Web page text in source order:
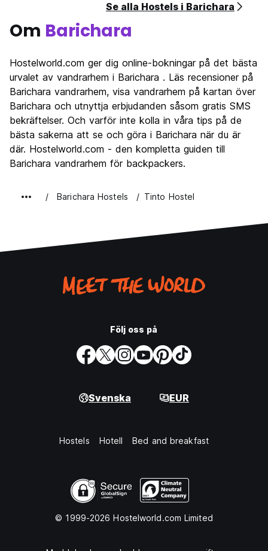
Se alla Hostels i Barichara
Om Barichara
Hostelworld.com ger dig online-bokningar på det bästa
urvalet av vandrarhem i Barichara . Läs recensioner på
Barichara vandrarhem, visa vandrarhem på kartan över
Barichara och utnyttja erbjudanden såsom gratis SMS
bekräftelser. Och varför inte kolla in våra tips på de
bästa sakerna att se och göra i Barichara när du är
där. Hostelworld.com - den kompletta guiden till
Barichara vandrarhem för backpackers.
Barichara Hostels Tinto Hostel
Följ oss på
Svenska EUR
Hostels Hotell Bed and breakfast
© 1999-2026 Hostelworld.com Limited